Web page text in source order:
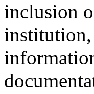
inclusion
institution,